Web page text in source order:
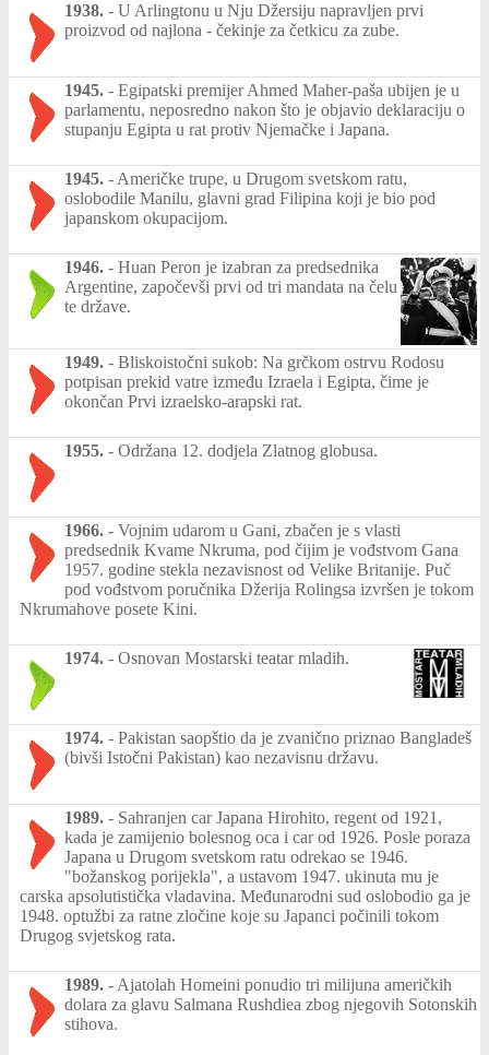
1938. - U Arlingtonu u Nju Džersiju napravljen prvi
proizvod od najlona - čekinje za četkicu za zube.
1945. - Egipatski premijer Ahmed Maher-paša ubijen je u
parlamentu, neposredno nakon što je objavio deklaraciju o
stupanju Egipta u rat protiv Njemačke i Japana.
1945. - Američke trupe, u Drugom svetskom ratu,
oslobodile Manilu, glavni grad Filipina koji je bio pod
japanskom okupacijom.
1946. - Huan Peron je izabran za predsednika
Argentine, započevši prvi od tri mandata na čelu
te države.
1949. - Bliskoistočni sukob: Na grčkom ostrvu Rodosu
potpisan prekid vatre između Izraela i Egipta, čime je
okončan Prvi izraelsko-arapski rat.
1955. - Održana 12. dodjela Zlatnog globusa.
1966. - Vojnim udarom u Gani, zbačen je s vlasti
predsednik Kvame Nkruma, pod čijim je vođstvom Gana
1957. godine stekla nezavisnost od Velike Britanije. Puč
pod vođstvom poručnika Džerija Rolingsa izvršen je tokom
Nkrumahove posete Kini.
1974. - Osnovan Mostarski teatar mladih.
1974. - Pakistan saopštio da je zvanično priznao Bangladeš
(bivši Istočni Pakistan) kao nezavisnu državu.
1989. - Sahranjen car Japana Hirohito, regent od 1921,
kada je zamijenio bolesnog oca i car od 1926. Posle poraza
Japana u Drugom svetskom ratu odrekao se 1946.
"božanskog porijekla", a ustavom 1947. ukinuta mu je
carska apsolutistička vladavina. Međunarodni sud oslobodio ga je
1948. optužbi za ratne zločine koje su Japanci počinili tokom
Drugog svjetskog rata.
1989. - Ajatolah Homeini ponudio tri milijuna američkih
dolara za glavu Salmana Rushdiea zbog njegovih Sotonskih
stihova.